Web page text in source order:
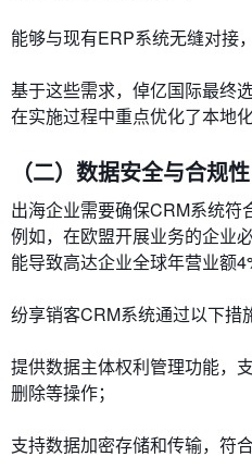
能够与现有ERP系统无缝对接
基于这些需求，倬亿国际最终
在实施过程中重点优化了本地
（二）数据安全与合规性
出海企业需要确保CRM系统符
例如，在欧盟开展业务的企业
能导致高达企业全球年营业额
纷享销客CRM系统通过以下措
提供数据主体权利管理功能，
删除等操作；
支持数据加密存储和传输，符